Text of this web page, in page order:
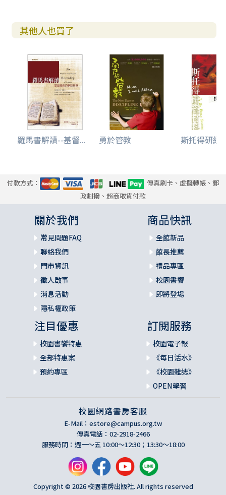
其他人也買了
羅馬書解讀--基督... 勇於管教 斯托得研經
付款方式：
傳真刷卡、虛擬轉帳、郵
政劃撥、超商取貨付款
關於我們
常見問題FAQ
聯絡我們
門市資訊
徵人啟事
消息活動
隱私權政策
商品快訊
全館新品
館長推薦
禮品專區
校園書饗
即將登場
注目優惠
校園書饗特惠
全部特惠案
預約專區
訂閱服務
校園電子報
《每日活水》
《校園雜誌》
OPEN學習
校園網路書房客服
E-Mail： estore@campus.org.tw
傳真電話：02-2918-2466
服務時間：週一～五 10:00～12:30；13:30～18:00
Copyright © 2026 校園書房出版社. All rights reserved